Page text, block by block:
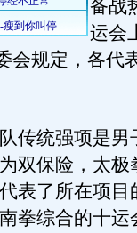
备战
运会
会规定，各代
传统强项是男
双保险，太极
表了所在项目
拳综合的十运